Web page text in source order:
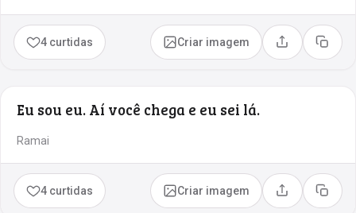
4 curtidas Criar imagem Compartilhar
Copiar
Eu sou eu. Aí você chega e eu sei lá.
Ramai
4 curtidas Criar imagem Compartilhar
Copiar